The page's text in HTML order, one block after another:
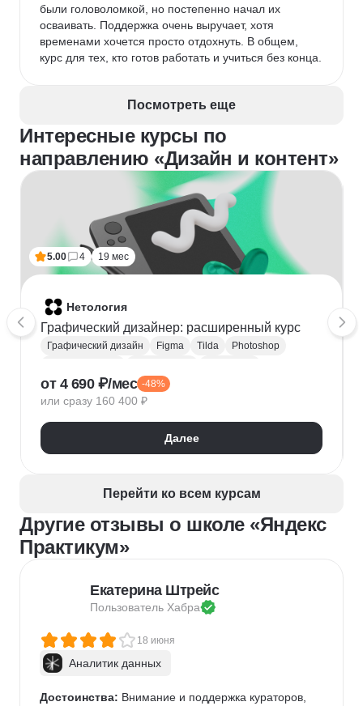
были головоломкой, но постепенно начал их
осваивать. Поддержка очень выручает, хотя
временами хочется просто отдохнуть. В общем,
курс для тех, кто готов работать и учиться без конца.
Посмотреть еще
Интересные курсы по
направлению «Дизайн и контент»
5.00 4 19 мес
Нетология
Графический дизайнер: расширенный курс
Графический дизайн Figma Tilda
Photoshop
Иллюстрация
Скетчинг
Adobe Animate
Cinema 4D
Дизайн логотипов
Дизайн упаковки
Бренд-дизайн
Разработка фирменного стиля
Создание анимации
Брендинг
Дизайн карточек для маркетплейсов
от 4 690 ₽/мес -48%
или сразу 160 400 ₽
Далее
Перейти ко всем курсам
Другие отзывы о школе «Яндекс
Практикум»
Екатерина Штрейс
Пользователь Хабра
18 июня
Аналитик данных
Достоинства: Внимание и поддержка кураторов,